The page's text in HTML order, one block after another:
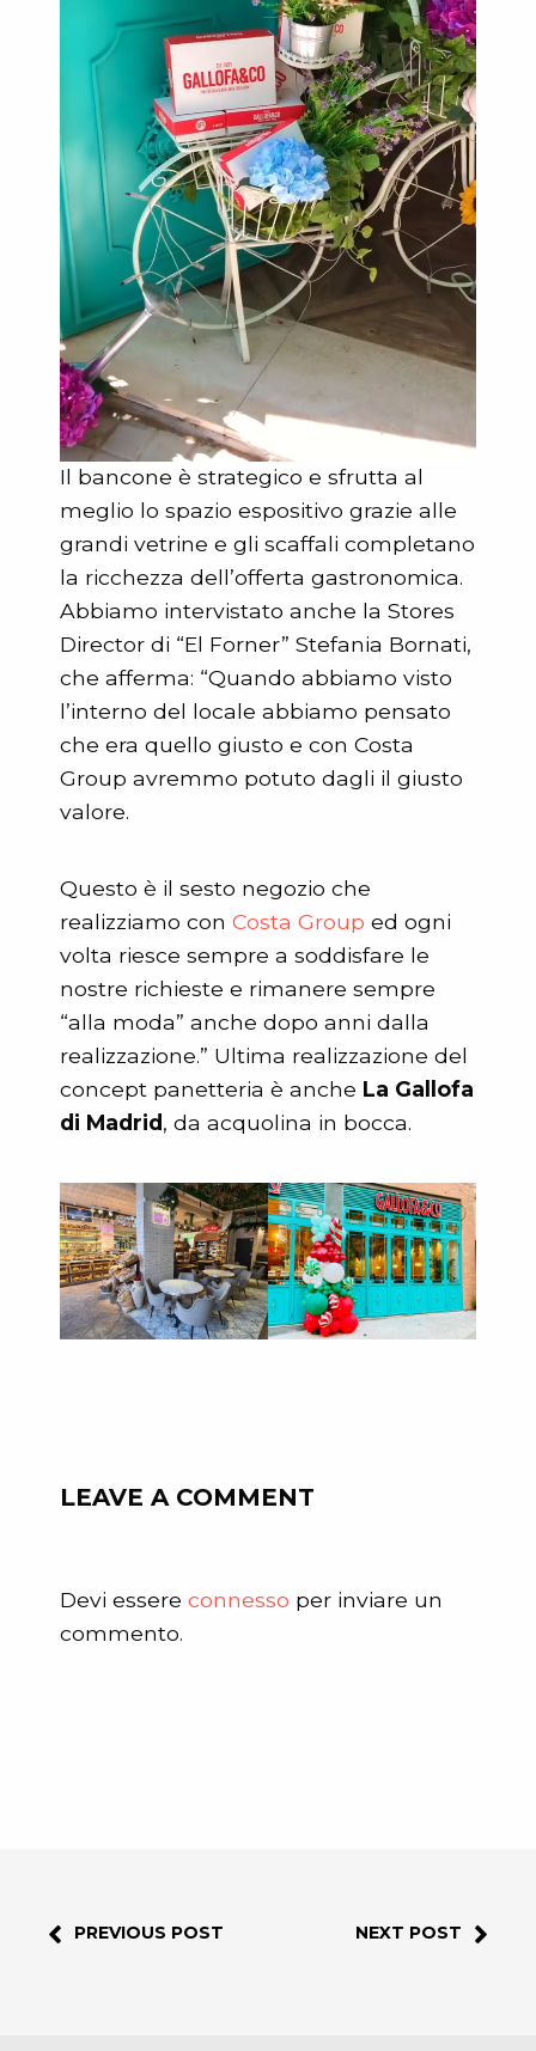
Il bancone è strategico e sfrutta al
meglio lo spazio espositivo grazie alle
grandi vetrine e gli scaffali completano
la ricchezza dell’offerta gastronomica.
Abbiamo intervistato anche la Stores
Director di “El Forner” Stefania Bornati,
che afferma: “Quando abbiamo visto
l’interno del locale abbiamo pensato
che era quello giusto e con Costa
Group avremmo potuto dagli il giusto
valore.
Questo è il sesto negozio che
realizziamo con Costa Group ed ogni
volta riesce sempre a soddisfare le
nostre richieste e rimanere sempre
“alla moda” anche dopo anni dalla
realizzazione.” Ultima realizzazione del
concept panetteria è anche La Gallofa
di Madrid, da acquolina in bocca.
LEAVE A COMMENT
Devi essere connesso per inviare un
commento.
PREVIOUS POST NEXT POST